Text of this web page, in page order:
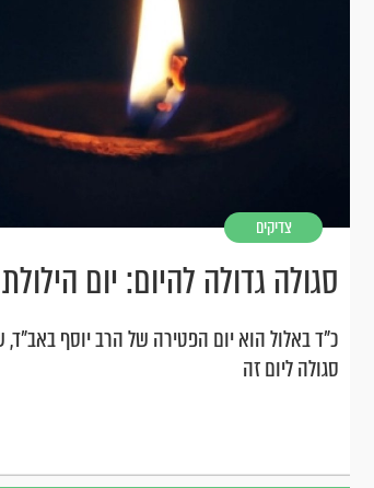
צדיקים
סגולה גדולה להיום: יום
כ"ד באלול הוא יום הפטירה של הרב יוסף
סגולה ליום זה